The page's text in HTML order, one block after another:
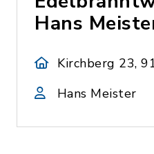
Hans
Kirchberg 23,
Hans Meister